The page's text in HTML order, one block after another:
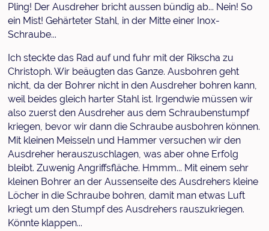
Pling! Der Ausdreher bricht aussen bündig ab... Nein! So
ein Mist! Gehärteter Stahl, in der Mitte einer Inox-
Schraube...
Ich steckte das Rad auf und fuhr mit der Rikscha zu
Christoph. Wir beäugten das Ganze. Ausbohren geht
nicht, da der Bohrer nicht in den Ausdreher bohren kann,
weil beides gleich harter Stahl ist. Irgendwie müssen wir
also zuerst den Ausdreher aus dem Schraubenstumpf
kriegen, bevor wir dann die Schraube ausbohren können.
Mit kleinen Meisseln und Hammer versuchen wir den
Ausdreher herauszuschlagen, was aber ohne Erfolg
bleibt. Zuwenig Angriffsfläche. Hmmm... Mit einem sehr
kleinen Bohrer an der Aussenseite des Ausdrehers kleine
Löcher in die Schraube bohren, damit man etwas Luft
kriegt um den Stumpf des Ausdrehers rauszukriegen.
Könnte klappen...